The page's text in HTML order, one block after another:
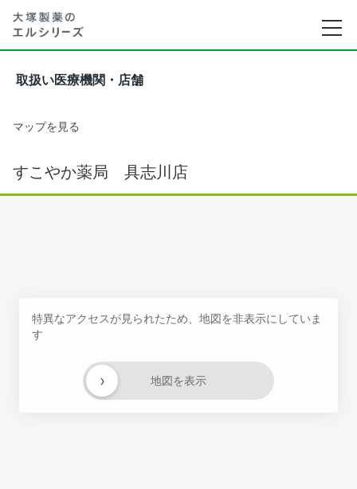
取扱い医療機関・店舗
マップを見る
すこやか薬局 具志川店
特異なアクセスが見られたため、地図を非表示にしていま
す
地図を表示
›